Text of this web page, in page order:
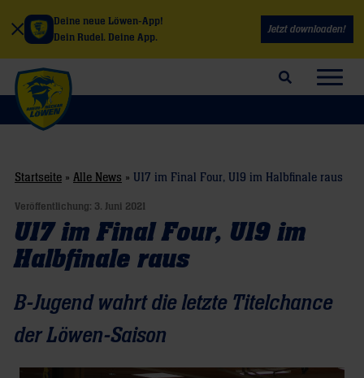
Deine neue Löwen-App!
Dein Rudel. Deine App.
Jetzt downloaden!
Suchfeld öffnen
Startseite » Alle News » U17 im Final Four, U19 im Halbfinale raus
Veröffentlichung: 3. Juni 2021
U17 im Final Four, U19 im
Halbfinale raus
B-Jugend wahrt die letzte Titelchance
der Löwen-Saison